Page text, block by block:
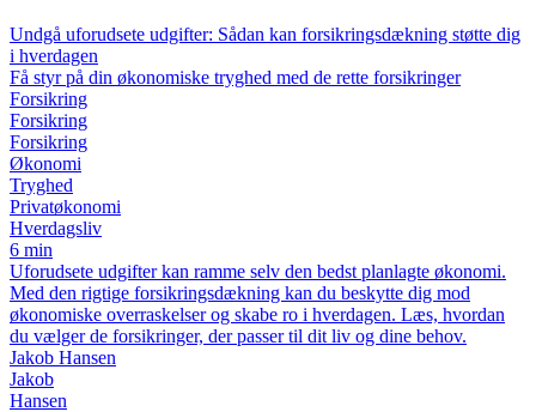
Undgå uforudsete udgifter: Sådan kan forsikringsdækning støtte dig
i hverdagen
Få styr på din økonomiske tryghed med de rette forsikringer
Forsikring
Forsikring
Forsikring
Økonomi
Tryghed
Privatøkonomi
Hverdagsliv
6 min
Uforudsete udgifter kan ramme selv den bedst planlagte økonomi.
Med den rigtige forsikringsdækning kan du beskytte dig mod
økonomiske overraskelser og skabe ro i hverdagen. Læs, hvordan
du vælger de forsikringer, der passer til dit liv og dine behov.
Jakob Hansen
Jakob
Hansen